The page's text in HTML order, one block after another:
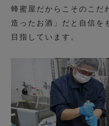
蜂蜜屋だからこそのこだ
造ったお酒」だと自信を
目指しています。